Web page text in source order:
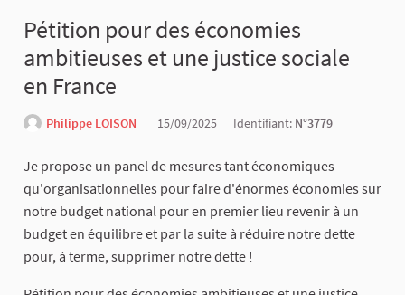
Pétition pour des économies
ambitieuses et une justice sociale
en France
Philippe LOISON 15/09/2025 Identifiant: N°3779
Je propose un panel de mesures tant économiques
qu'organisationnelles pour faire d'énormes économies sur
notre budget national pour en premier lieu revenir à un
budget en équilibre et par la suite à réduire notre dette
pour, à terme, supprimer notre dette !